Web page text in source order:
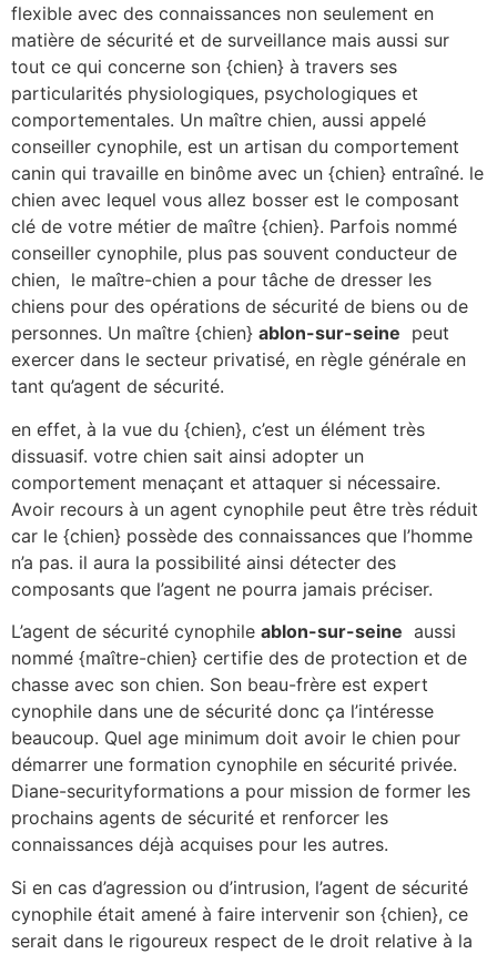
flexible avec des connaissances non seulement en
matière de sécurité et de surveillance mais aussi sur
tout ce qui concerne son {chien} à travers ses
particularités physiologiques, psychologiques et
comportementales. Un maître chien, aussi appelé
conseiller cynophile, est un artisan du comportement
canin qui travaille en binôme avec un {chien} entraîné. le
chien avec lequel vous allez bosser est le composant
clé de votre métier de maître {chien}. Parfois nommé
conseiller cynophile, plus pas souvent conducteur de
chien, le maître-chien a pour tâche de dresser les
chiens pour des opérations de sécurité de biens ou de
personnes. Un maître {chien} ablon-sur-seine peut
exercer dans le secteur privatisé, en règle générale en
tant qu’agent de sécurité.
en effet, à la vue du {chien}, c’est un élément très
dissuasif. votre chien sait ainsi adopter un
comportement menaçant et attaquer si nécessaire.
Avoir recours à un agent cynophile peut être très réduit
car le {chien} possède des connaissances que l’homme
n’a pas. il aura la possibilité ainsi détecter des
composants que l’agent ne pourra jamais préciser.
L’agent de sécurité cynophile ablon-sur-seine aussi
nommé {maître-chien} certifie des de protection et de
chasse avec son chien. Son beau-frère est expert
cynophile dans une de sécurité donc ça l’intéresse
beaucoup. Quel age minimum doit avoir le chien pour
démarrer une formation cynophile en sécurité privée.
Diane-securityformations a pour mission de former les
prochains agents de sécurité et renforcer les
connaissances déjà acquises pour les autres.
Si en cas d’agression ou d’intrusion, l’agent de sécurité
cynophile était amené à faire intervenir son {chien}, ce
serait dans le rigoureux respect de le droit relative à la